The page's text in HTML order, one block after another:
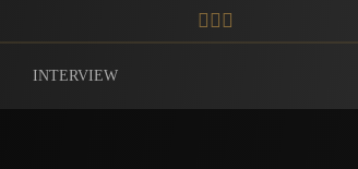
INTERVIEW